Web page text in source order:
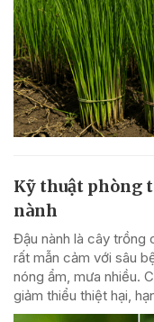
Kỹ thuật phòng
nành
Đậu nành là cây trồng
rất mẫn cảm với sâu
nóng ẩm, mưa nhiều.
giảm thiểu thiệt hại,